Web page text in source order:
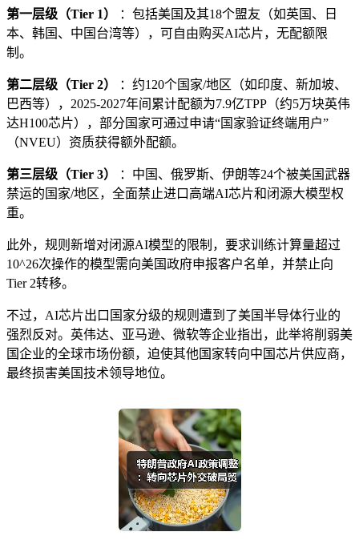
第一层级（Tier 1）
：包括美国及其18个盟友（如英国、日
本、韩国、中国台湾等），可自由购买AI芯片，无配额限
制。
第二层级（Tier 2）
：约120个国家/地区（如印度、新加坡、
巴西等），2025-2027年间累计配额为7.9亿TPP（约5万块英伟
达H100芯片），部分国家可通过申请“国家验证终端用户”
（NVEU）资质获得额外配额。
第三层级（Tier 3）
：中国、俄罗斯、伊朗等24个被美国武器
禁运的国家/地区，全面禁止进口高端AI芯片和闭源大模型权
重。
此外，规则新增对闭源AI模型的限制，要求训练计算量超过
10^26次操作的模型需向美国政府申报客户名单，并禁止向
Tier 2转移。
不过，AI芯片出口国家分级的规则遭到了美国半导体行业的
强烈反对。英伟达、亚马逊、微软等企业指出，此举将削弱美
国企业的全球市场份额，迫使其他国家转向中国芯片供应商，
最终损害美国技术领导地位。